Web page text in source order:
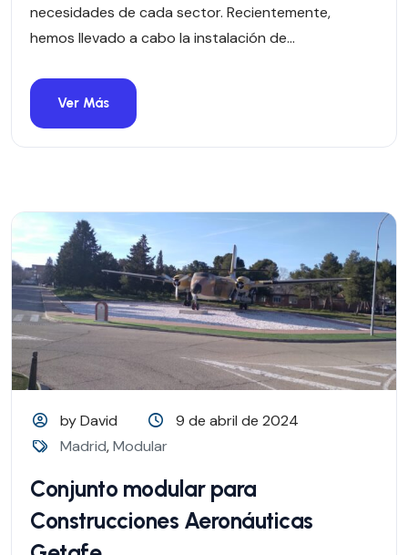
necesidades de cada sector. Recientemente,
hemos llevado a cabo la instalación de...
Ver Más
by David
9 de abril de 2024
Madrid,Modular
Conjunto modular para
Construcciones Aeronáuticas